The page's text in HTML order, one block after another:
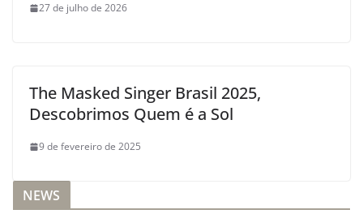
27 de julho de 2026
The Masked Singer Brasil 2025,
Descobrimos Quem é a Sol
9 de fevereiro de 2025
NEWS